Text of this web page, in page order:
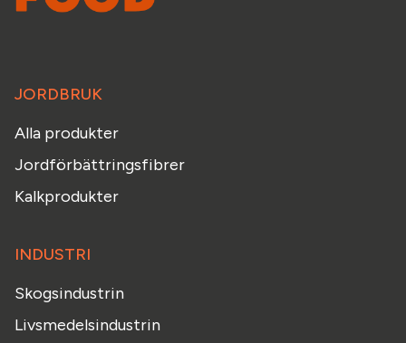
JORDBRUK
Alla produkter
Jordförbättringsfibrer
Kalkprodukter
INDUSTRI
Skogsindustrin
Livsmedelsindustrin